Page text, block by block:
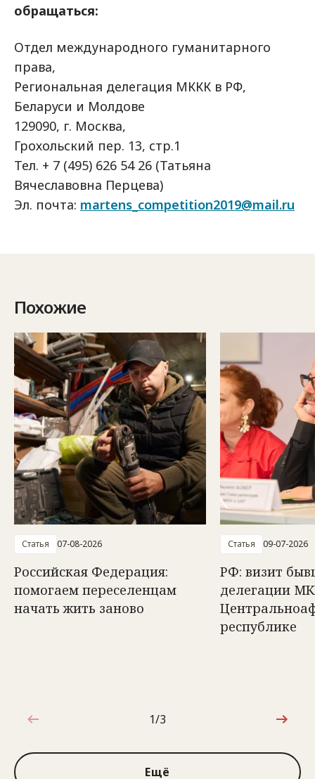
обращаться:
Отдел международного гуманитарного
права,
Региональная делегация МККК в РФ,
Беларуси и Молдове
129090, г. Москва,
Грохольский пер. 13, стр.1
Тел. + 7 (495) 626 54 26 (Татьяна
Вячеславовна Перцева)
Эл. почта: martens_competition2019@mail.ru
Похожие
Статья 07-08-2026
Российская Федерация:
помогаем переселенцам
начать жить заново
Статья 09-07-2026
РФ: визит
делегации
республике
1 из 3
1/3
Ещё